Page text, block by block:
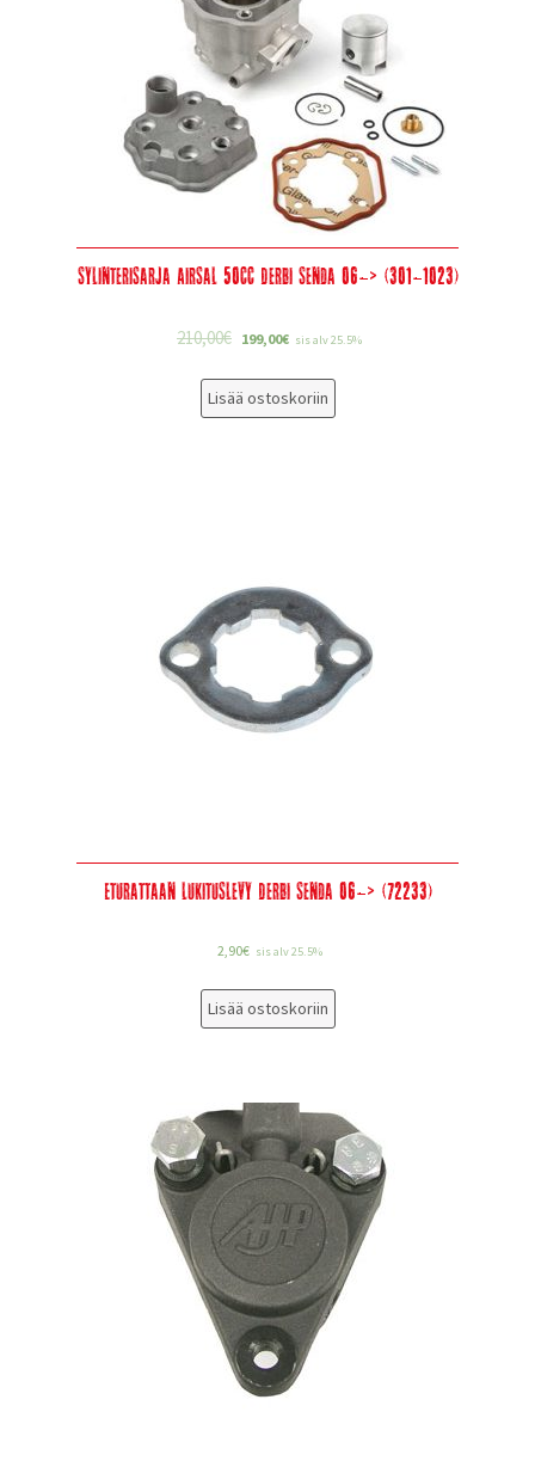
Sylinterisarja Airsal 50cc Derbi Senda 06-> (301-1023)
210,00€ 199,00€ sis alv 25.5%
Lisää ostoskoriin
Eturattaan lukituslevy Derbi Senda 06-> (72233)
2,90€ sis alv 25.5%
Lisää ostoskoriin